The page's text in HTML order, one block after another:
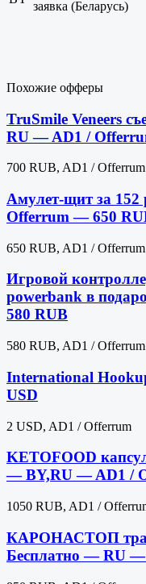
заявка (Беларусь)
Похожие офферы
TruSmile Veneers
RU — AD1 /
700 RUB, AD1 / Offerrum
Амулет-щит за
Offerrum — 650
650 RUB, AD1 / Offerrum
Игровой
powerbank в
580 RUB
580 RUB, AD1 / Offerrum
International
USD
2 USD, AD1 / Offerrum
KETOFOOD
— BY,RU — AD1 /
1050 RUB, AD1 /
КАРОНАСТОП
Бесплатно — RU